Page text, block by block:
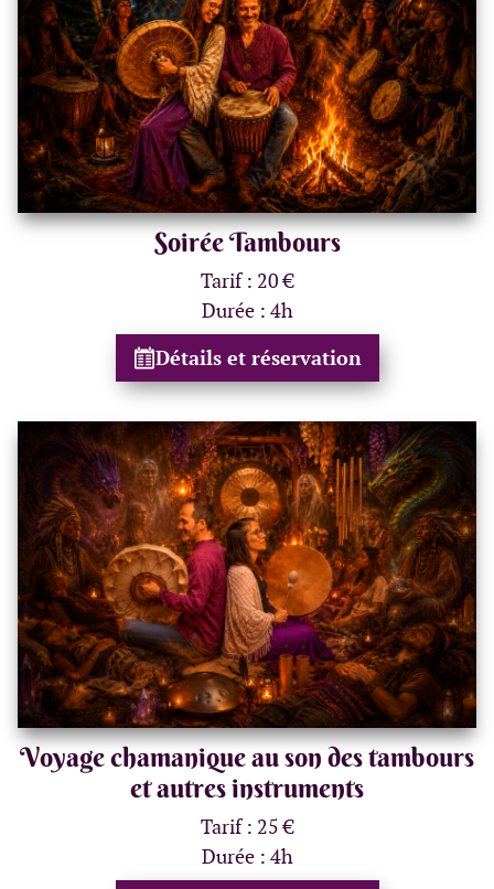
Soirée Tambours
Tarif : 20 €
Durée : 4h
Détails et réservation
Voyage chamanique au son des tambours
et autres instruments
Tarif : 25 €
Durée : 4h